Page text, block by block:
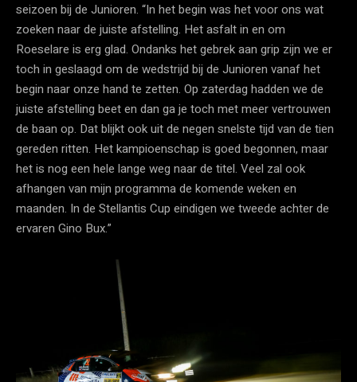
seizoen bij de Junioren. “In het begin was het voor ons wat
zoeken naar de juiste afstelling. Het asfalt in en om
Roeselare is erg glad. Ondanks het gebrek aan grip zijn we er
toch in geslaagd om de wedstrijd bij de Junioren vanaf het
begin naar onze hand te zetten. Op zaterdag hadden we de
juiste afstelling beet en dan ga je toch met meer vertrouwen
de baan op. Dat blijkt ook uit de negen snelste tijd van de tien
gereden ritten. Het kampioenschap is goed begonnen, maar
het is nog een hele lange weg naar de titel. Veel zal ook
afhangen van mijn programma de komende weken en
maanden. In de Stellantis Cup eindigen we tweede achter de
ervaren Gino Bux.”